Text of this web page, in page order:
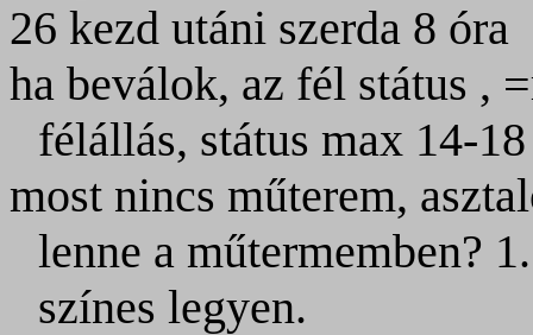
26 kezd utáni szerda 8 óra
ha beválok, az fél státus ,
félállás, státus max 14-
most nincs műterem,
lenne a műtermemben?
színes legyen.